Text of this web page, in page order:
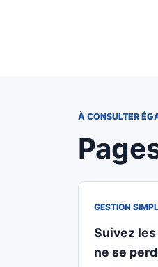
À CONSULTER
GESTION
Suivez
ne se